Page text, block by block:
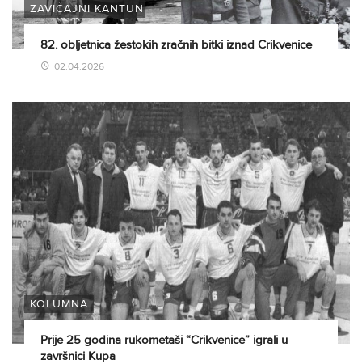
ZAVIČAJNI KANTUN
82. obljetnica žestokih zračnih bitki iznad Crikvenice
02.04.2026
KOLUMNA
Prije 25 godina rukometaši “Crikvenice” igrali u
završnici Kupa